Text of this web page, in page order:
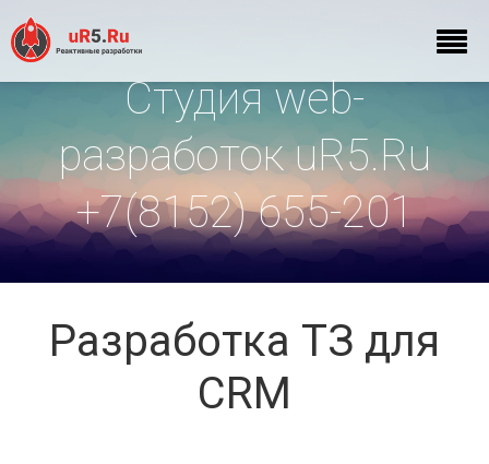
Студия web-
разработок uR5.Ru
+7(8152) 655-201
Разработка ТЗ для
CRM